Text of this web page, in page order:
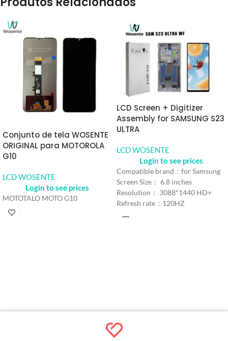
Conjunto de tela WOSENTE
ORIGINAL para MOTOROLA
G10
LCD WOSENTE
Login to see prices
MOTOTALO MOTO G10
LCD Screen + Digitizer
Assembly for SAMSUNG S23
ULTRA
LCD WOSENTE
Login to see prices
Compatible brand：for Samsung
Screen Size： 6.8 inches
Resolution： 3088*1440 HD+
Refresh rate：120HZ
Quality Control：100% Working
Strictly Tested by Motherboard